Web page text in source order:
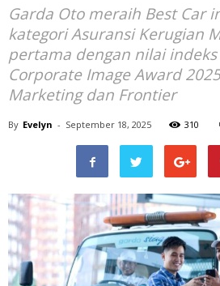
Garda Oto meraih Best Car
kategori Asuransi Kerugian
pertama dengan nilai
Corporate Image Award
Marketing dan Frontier
By Evelyn - September 18, 2025 310